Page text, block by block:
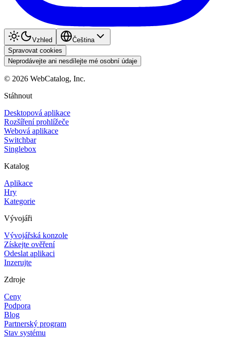
Vzhled
Čeština
Spravovat cookies
Neprodávejte ani nesdílejte mé osobní údaje
© 2026 WebCatalog, Inc.
Stáhnout
Desktopová aplikace
Rozšíření prohlížeče
Webová aplikace
Switchbar
Singlebox
Katalog
Aplikace
Hry
Kategorie
Vývojáři
Vývojářská konzole
Získejte ověření
Odeslat aplikaci
Inzerujte
Zdroje
Ceny
Podpora
Blog
Partnerský program
Stav systému